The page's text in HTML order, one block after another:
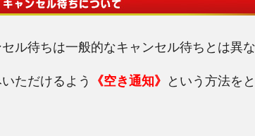
ル待ちは一般的なキャンセル待ちとは異
ただけるよう
《空き通知》 という方法を